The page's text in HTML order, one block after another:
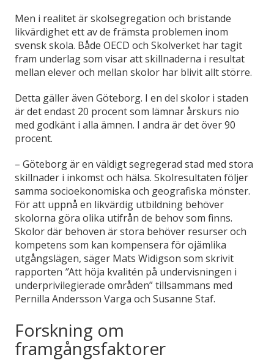
Men i realitet är skolsegregation och bristande
likvärdighet ett av de främsta problemen inom
svensk skola. Både OECD och Skolverket har tagit
fram underlag som visar att skillnaderna i resultat
mellan elever och mellan skolor har blivit allt större.
Detta gäller även Göteborg. I en del skolor i staden
är det endast 20 procent som lämnar årskurs nio
med godkänt i alla ämnen. I andra är det över 90
procent.
– Göteborg är en väldigt segregerad stad med stora
skillnader i inkomst och hälsa. Skolresultaten följer
samma socioekonomiska och geografiska mönster.
För att uppnå en likvärdig utbildning behöver
skolorna göra olika utifrån de behov som finns.
Skolor där behoven är stora behöver resurser och
kompetens som kan kompensera för ojämlika
utgångslägen, säger Mats Widigson som skrivit
rapporten ”Att höja kvalitén på undervisningen i
underprivilegierade områden” tillsammans med
Pernilla Andersson Varga och Susanne Staf.
Forskning om
framgångsfaktorer